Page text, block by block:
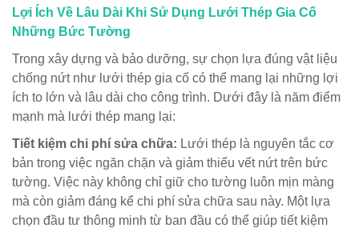
Lợi Ích Về Lâu Dài Khi Sử Dụng Lưới Thép Gia Cố
Những Bức Tường
Trong xây dựng và bảo dưỡng, sự chọn lựa đúng vật liệu
chống nứt như lưới thép gia cố có thể mang lại những lợi
ích to lớn và lâu dài cho công trình. Dưới đây là năm điểm
mạnh mà lưới thép mang lại:
Tiết kiệm chi phí sửa chữa: Lưới thép là nguyên tắc cơ
bản trong việc ngăn chặn và giảm thiểu vết nứt trên bức
tường. Việc này không chỉ giữ cho tường luôn mịn màng
mà còn giảm đáng kể chi phí sửa chữa sau này. Một lựa
chọn đầu tư thông minh từ ban đầu có thể giúp tiết kiệm